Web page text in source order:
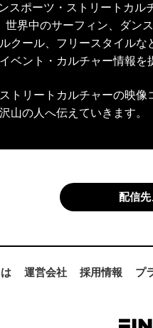
スポーツ・ストリートカ
世界中のサーフィン、ダン
クール、フリースタイル
ベント・カルチャー情報を
トリートカルチャーの映
山の人へ伝えていきます。
配信
運営会社 採用情報 プ